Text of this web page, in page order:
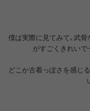
僕は実際に見てみて、武
がすごくきれいで
どこか古着っぽさを感じ